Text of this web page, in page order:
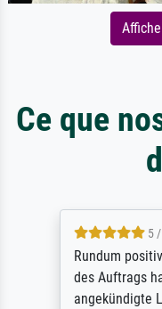
Ce que
5
Rundum
des Auftrags
angekündigte